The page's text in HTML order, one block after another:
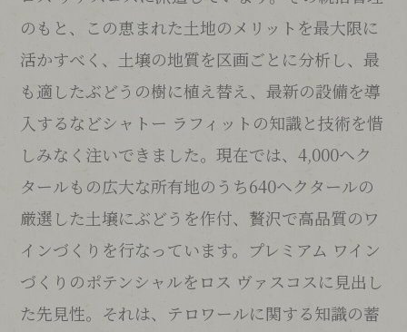
のもと、この恵まれた土地のメリットを最大限に
活かすべく、土壌の地質を区画ごとに分析し、最
も適したぶどうの樹に植え替え、最新の設備を導
入するなどシャトー ラフィットの知識と技術を惜
しみなく注いできました。現在では、4,000ヘク
タールもの広大な所有地のうち640ヘクタールの
厳選した土壌にぶどうを作付、贅沢で高品質のワ
インづくりを行なっています。プレミアム ワイン
づくりのポテンシャルをロス ヴァスコスに見出し
た先見性。それは、テロワールに関する知識の蓄